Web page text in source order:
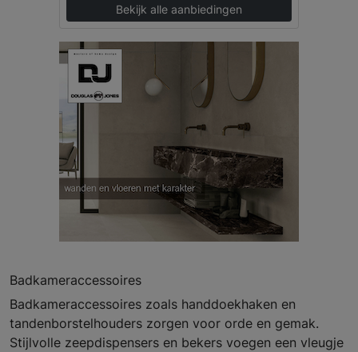
Bekijk alle aanbiedingen
Badkameraccessoires
Badkameraccessoires zoals handdoekhaken en
tandenborstelhouders zorgen voor orde en gemak.
Stijlvolle zeepdispensers en bekers voegen een vleugje